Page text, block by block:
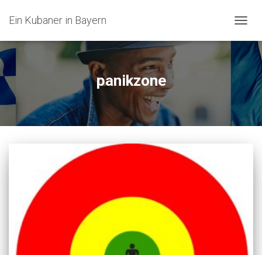
Ein Kubaner in Bayern
panikzone